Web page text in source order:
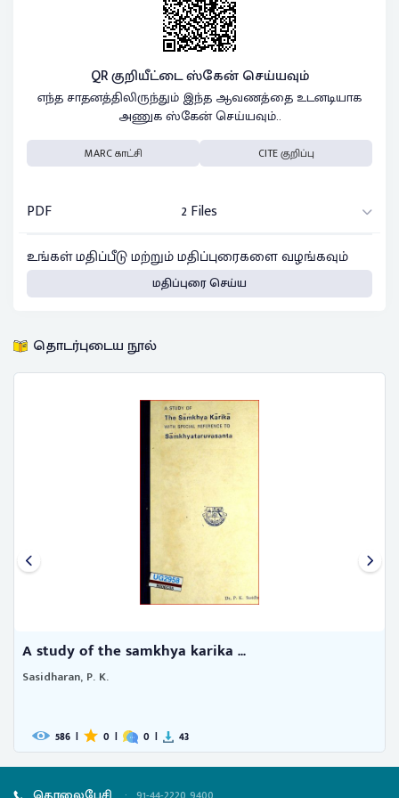
QR குறியீட்டை ஸ்கேன் செய்யவும்
எந்த சாதனத்திலிருந்தும் இந்த ஆவணத்தை உடனடியாக
அணுக ஸ்கேன் செய்யவும்..
MARC காட்சி CITE குறிப்பு
PDF
2 Files
உங்கள் மதிப்பீடு மற்றும் மதிப்புரைகளை வழங்கவும்
மதிப்புரை செய்ய
தொடர்புடைய நூல்
A study of the samkhya karika ...
Sasidharan, P. K.
586 | 0 | 0 | 43